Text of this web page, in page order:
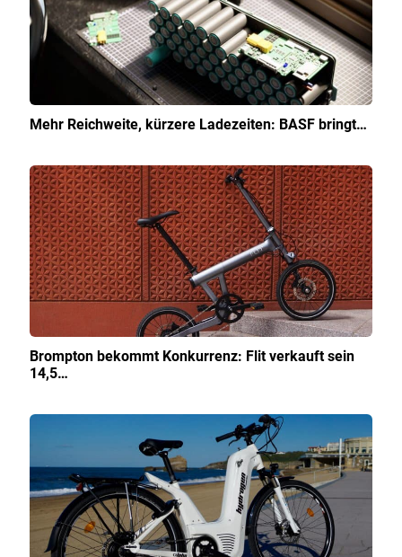
Mehr Reichweite, kürzere Ladezeiten: BASF bringt…
Brompton bekommt Konkurrenz: Flit verkauft sein
14,5…